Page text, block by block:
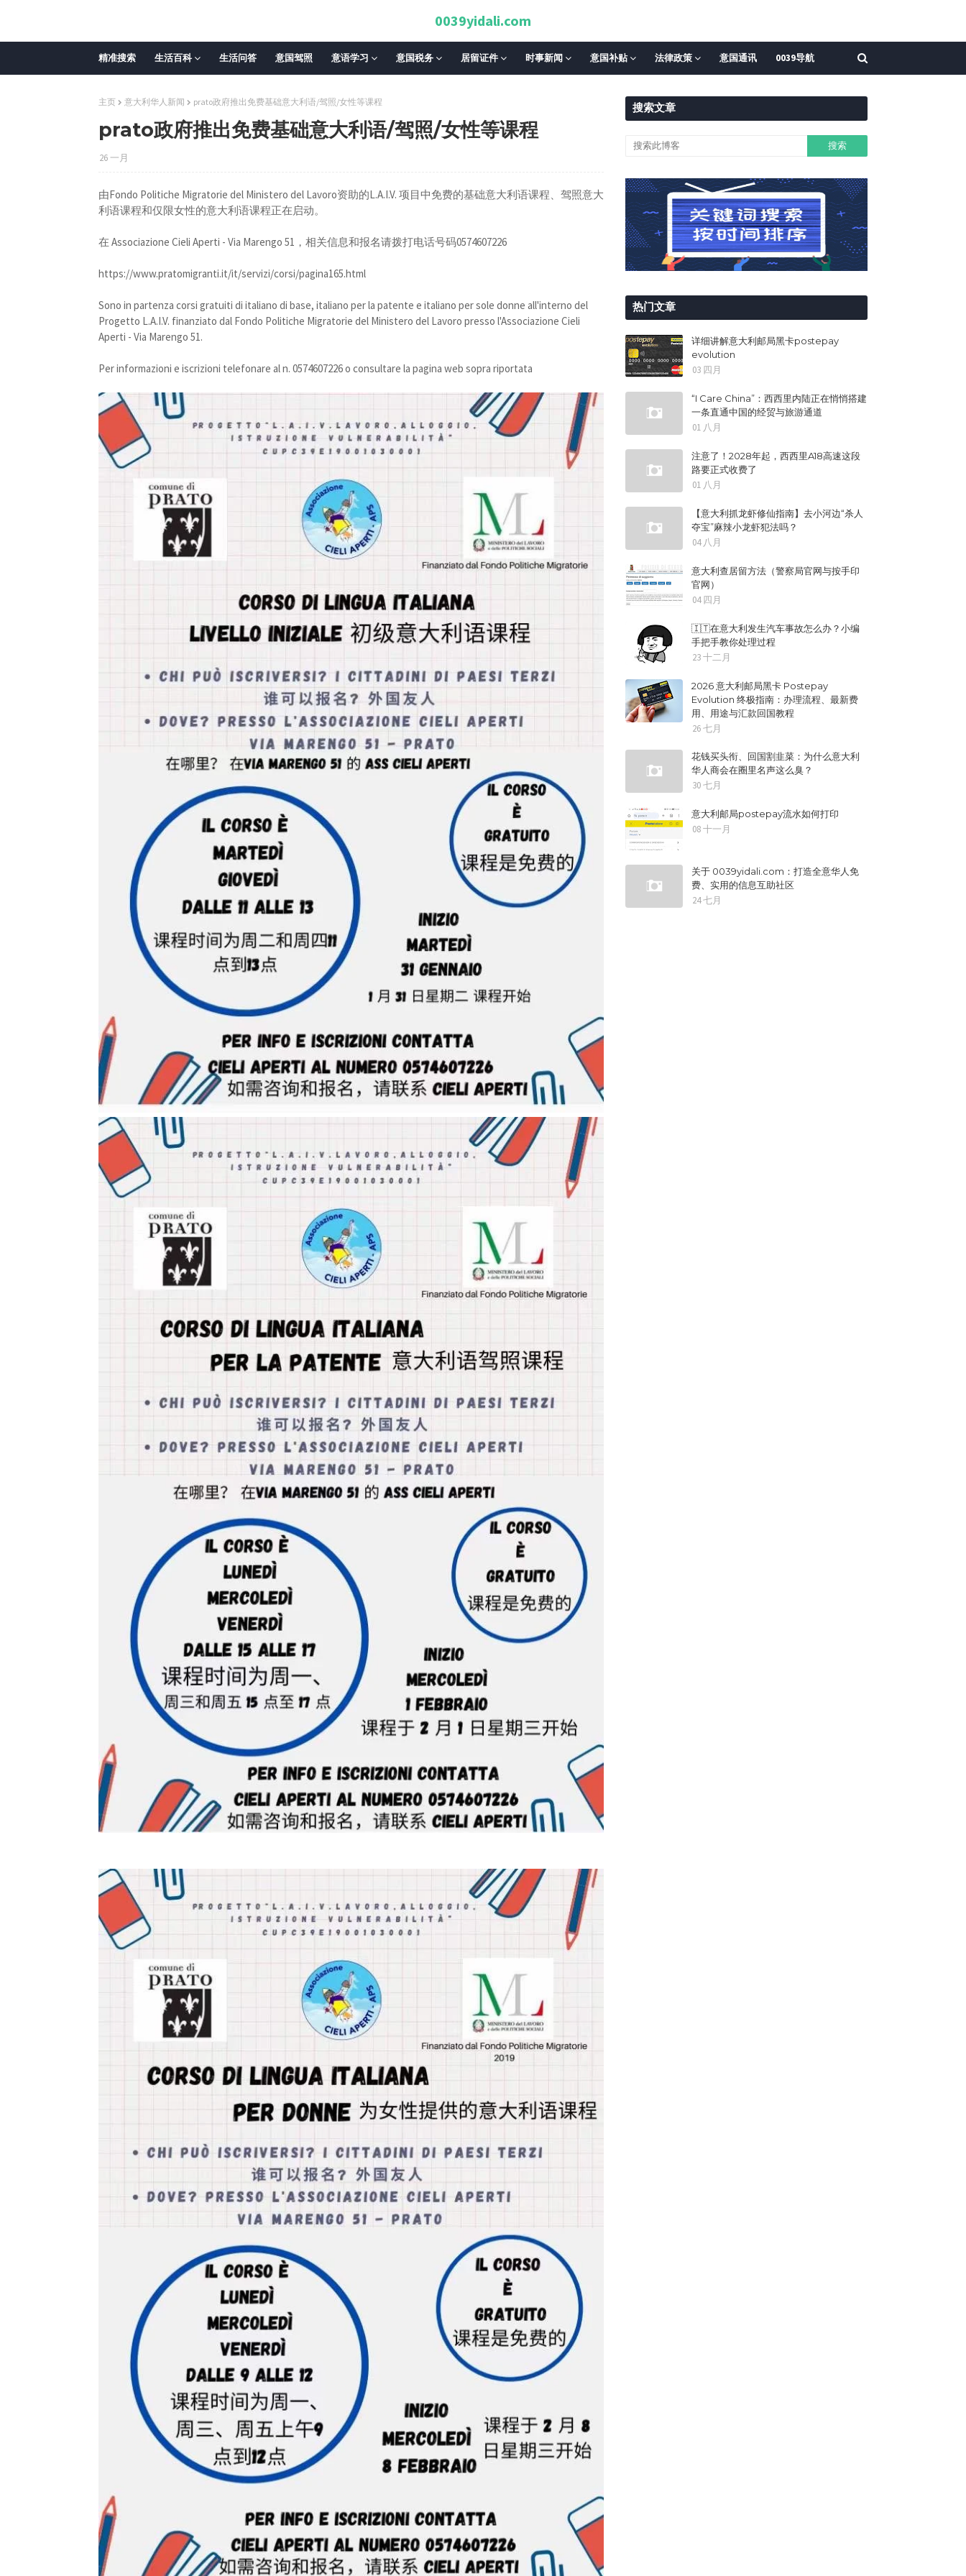
0039yidali.com
精准搜索 生活百科 生活问答 意国驾照 意语学习 意国税务 居留证件 时事新闻 意国补贴 法律政策 意国通讯 0039导航
主页 意大利华人新闻 prato政府推出免费基础意大利语/驾照/女性等课程
prato政府推出免费基础意大利语/驾照/女性等课程
26 一月
由Fondo Politiche Migratorie del Ministero del Lavoro资助的L.A.I.V. 项目中免费的基础意大利语课程、驾照意大
利语课程和仅限女性的意大利语课程正在启动。
在 Associazione Cieli Aperti - Via Marengo 51，相关信息和报名请拨打电话号码0574607226
https://www.pratomigranti.it/it/servizi/corsi/pagina165.html
Sono in partenza corsi gratuiti di italiano di base, italiano per la patente e italiano per sole donne all'interno del
Progetto L.A.I.V. finanziato dal Fondo Politiche Migratorie del Ministero del Lavoro presso l'Associazione Cieli
Aperti - Via Marengo 51.
Per informazioni e iscrizioni telefonare al n. 0574607226 o consultare la pagina web sopra riportata
搜索文章
热门文章
详细讲解意大利邮局黑卡postepay
evolution
03 四月
“I Care China”：西西里内陆正在悄悄搭建
一条直通中国的经贸与旅游通道
01 八月
注意了！2028年起，西西里A18高速这段
路要正式收费了
01 八月
【意大利抓龙虾修仙指南】去小河边“杀人
夺宝”麻辣小龙虾犯法吗？
04 八月
意大利查居留方法（警察局官网与按手印
官网）
04 四月
🇮🇹在意大利发生汽车事故怎么办？小编
手把手教你处理过程
23 十二月
2026 意大利邮局黑卡 Postepay
Evolution 终极指南：办理流程、最新费
用、用途与汇款回国教程
26 七月
花钱买头衔、回国割韭菜：为什么意大利
华人商会在圈里名声这么臭？
30 七月
意大利邮局postepay流水如何打印
08 十一月
关于 0039yidali.com：打造全意华人免
费、实用的信息互助社区
24 七月